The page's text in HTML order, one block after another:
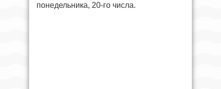
понедельника, 20-го числа.